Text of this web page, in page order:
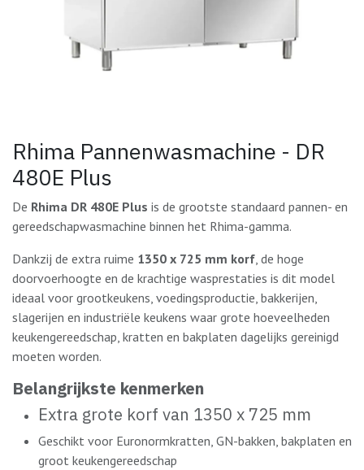
Rhima Pannenwasmachine - DR
480E Plus
De Rhima DR 480E Plus is de grootste standaard pannen- en
gereedschapwasmachine binnen het Rhima-gamma.
Dankzij de extra ruime 1350 x 725 mm korf , de hoge
doorvoerhoogte en de krachtige wasprestaties is dit model
ideaal voor grootkeukens, voedingsproductie, bakkerijen,
slagerijen en industriële keukens waar grote hoeveelheden
keukengereedschap, kratten en bakplaten dagelijks gereinigd
moeten worden.
Belangrijkste kenmerken
Extra grote korf van 1350 x 725 mm
Geschikt voor Euronormkratten, GN-bakken, bakplaten en
groot keukengereedschap